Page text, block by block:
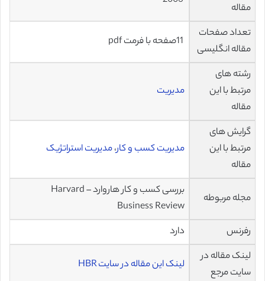
مقاله
تعداد صفحات
مقاله انگلیسی
رشته های
مرتبط با این
مقاله
مدیریت
گرایش های
مرتبط با این
مقاله
مدیریت کسب و کار،مدیریت استراتژیک
مجله مربوطه
بررسی کسب و کار هاروارد – Harvard
Business Review
رفرنس
دارد
لینک مقاله در
سایت مرجع
لینک این مقاله در سایت HBR